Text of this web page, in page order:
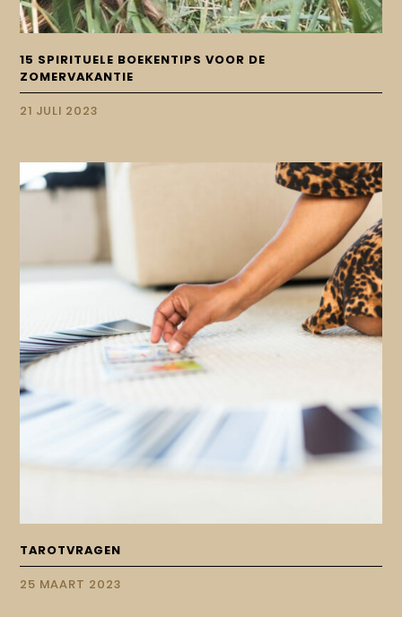
15 SPIRITUELE BOEKENTIPS VOOR DE
ZOMERVAKANTIE
21 JULI 2023
TAROTVRAGEN
25 MAART 2023